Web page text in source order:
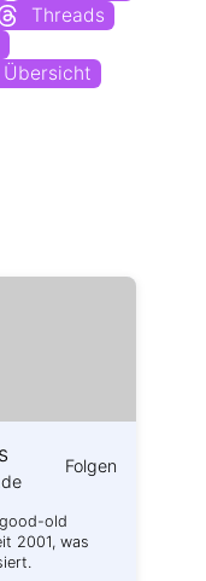
Threads
Übersicht
Folgen
old
2001, was